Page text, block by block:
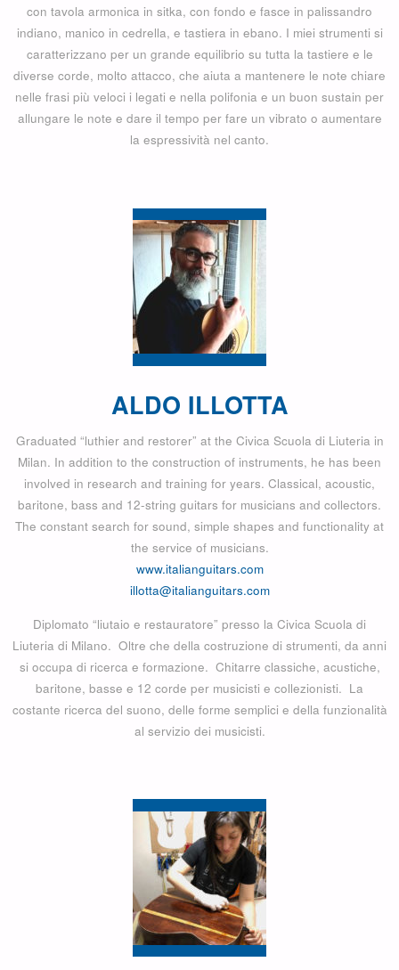
con tavola armonica in sitka, con fondo e fasce in palissandro
indiano, manico in cedrella, e tastiera in ebano. I miei strumenti si
caratterizzano per un grande equilibrio su tutta la tastiere e le
diverse corde, molto attacco, che aiuta a mantenere le note chiare
nelle frasi più veloci i legati e nella polifonia e un buon sustain per
allungare le note e dare il tempo per fare un vibrato o aumentare
la espressività nel canto.
ALDO ILLOTTA
Graduated “luthier and restorer” at the Civica Scuola di Liuteria in
Milan. In addition to the construction of instruments, he has been
involved in research and training for years. Classical, acoustic,
baritone, bass and 12-string guitars for musicians and collectors.
The constant search for sound, simple shapes and functionality at
the service of musicians.
www.italianguitars.com
illotta@italianguitars.com
Diplomato “liutaio e restauratore” presso la Civica Scuola di
Liuteria di Milano. Oltre che della costruzione di strumenti, da anni
si occupa di ricerca e formazione. Chitarre classiche, acustiche,
baritone, basse e 12 corde per musicisti e collezionisti. La
costante ricerca del suono, delle forme semplici e della funzionalità
al servizio dei musicisti.